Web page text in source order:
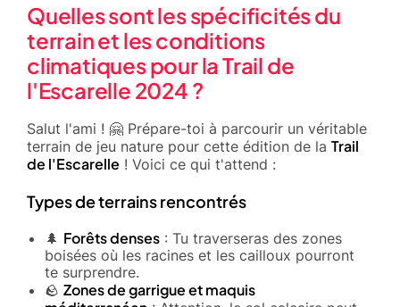
Quelles sont les spécificités du
terrain et les conditions
climatiques pour la Trail de
l'Escarelle 2024 ?
Salut l'ami ! 🤗 Prépare-toi à parcourir un véritable
terrain de jeu nature pour cette édition de la Trail
de l'Escarelle ! Voici ce qui t'attend :
Types de terrains rencontrés
🌲 Forêts denses : Tu traverseras des zones
boisées où les racines et les cailloux pourront
te surprendre.
🪨 Zones de garrigue et maquis